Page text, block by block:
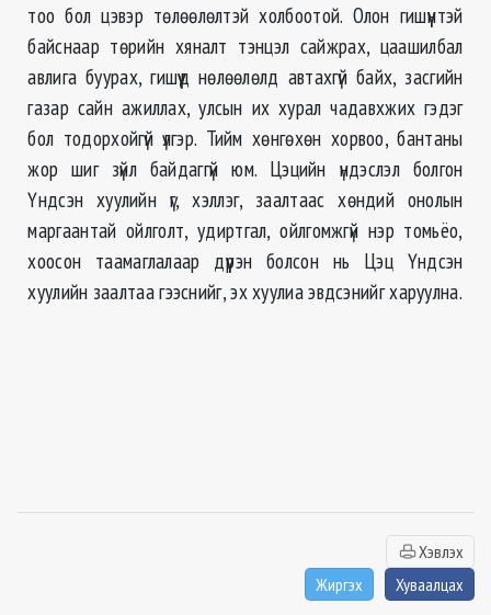
тоо бол цэвэр төлөөлөлтэй холбоотой. Олон гишүүнтэй
байснаар төрийн хяналт тэнцэл сайжрах, цаашилбал
авлига буурах, гишүүд нөлөөлөлд автахгүй байх, засгийн
газар сайн ажиллах, улсын их хурал чадавхжих гэдэг
бол тодорхойгүй үлгэр. Тийм хөнгөхөн хорвоо, бантаны
жор шиг зүйл байдаггүй юм. Цэцийн үндэслэл болгон
Үндсэн хуулийн үг, хэллэг, заалтаас хөндий онолын
маргаантай ойлголт, удиртгал, ойлгомжгүй нэр томьёо,
хоосон таамаглалаар дүүрэн болсон нь Цэц Үндсэн
хуулийн заалтаа гээснийг, эх хуулиа эвдсэнийг харуулна.
Хэвлэх
Жиргэх
Хуваалцах